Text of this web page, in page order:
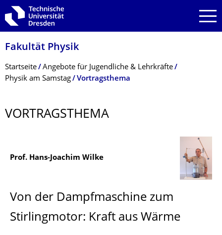
Zur Hauptnavigation springen
Zur Suche springen
Zum Inhalt springen
Fakultät Physik
Breadcrumb-Menü
Startseite
Angebote für Jugendliche & Lehrkräfte
Physik am Samstag
Vortragsthema
VORTRAGSTHEMA
Prof. Hans-Joachim Wilke
Von der Dampfmaschine zum
Stirlingmotor: Kraft aus Wärme